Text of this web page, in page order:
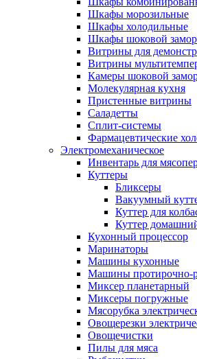
Шкафы морозильные
Шкафы холодильные
Шкафы шоковой
Витрины для
Витрины
Камеры шоковой
Молекулярная кухня
Пристенные витрины
Саладетты
Сплит-системы
Фармацевтические
Электромеханическое
Инвентарь для
Куттеры
Бликсеры
Вакуумный
Куттер для
Куттер
Кухонный процессор
Маринаторы
Машины кухонные
Машины протирочно-
Миксер планетарный
Миксеры погружные
Мясорубка
Овощерезки
Овощечистки
Пилы для мяса